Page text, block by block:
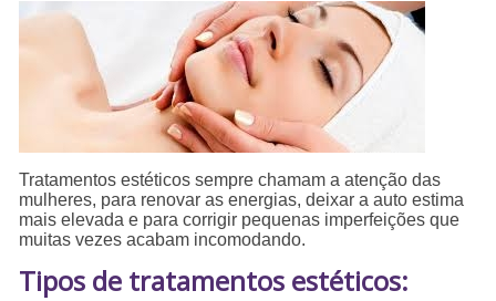
Tratamentos estéticos sempre chamam a atenção das
mulheres, para renovar as energias, deixar a auto estima
mais elevada e para corrigir pequenas imperfeições que
muitas vezes acabam incomodando.
Tipos de tratamentos estéticos: